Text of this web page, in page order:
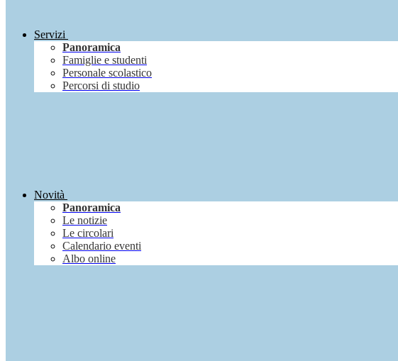
Servizi
Panoramica
Famiglie e studenti
Personale scolastico
Percorsi di studio
Novità
Panoramica
Le notizie
Le circolari
Calendario eventi
Albo online